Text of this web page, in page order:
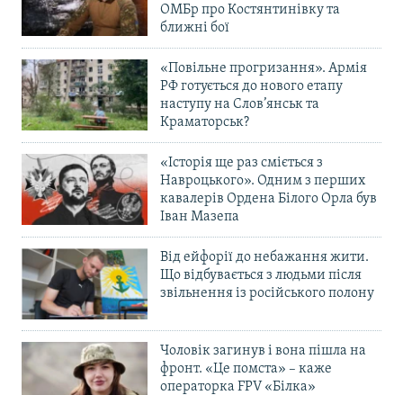
ОМБр про Костянтинівку та
ближні бої
«Повільне прогризання». Армія
РФ готується до нового етапу
наступу на Слов’янськ та
Краматорськ?
«Історія ще раз сміється з
Навроцького». Одним з перших
кавалерів Ордена Білого Орла був
Іван Мазепа
Від ейфорії до небажання жити.
Що відбувається з людьми після
звільнення із російського полону
Чоловік загинув і вона пішла на
фронт. «Це помста» – каже
операторка FPV «Білка»